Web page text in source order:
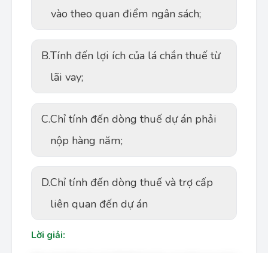
vào theo quan điểm ngân sách;
B.Tính đến lợi ích của lá chắn thuế từ
lãi vay;
C.Chỉ tính đến dòng thuế dự án phải
nộp hàng năm;
D.Chỉ tính đến dòng thuế và trợ cấp
liên quan đến dự án
Lời giải: